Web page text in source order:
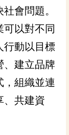
會問題。
可以對不同
行動以目標
、建立品牌
，組織並連
、共建資